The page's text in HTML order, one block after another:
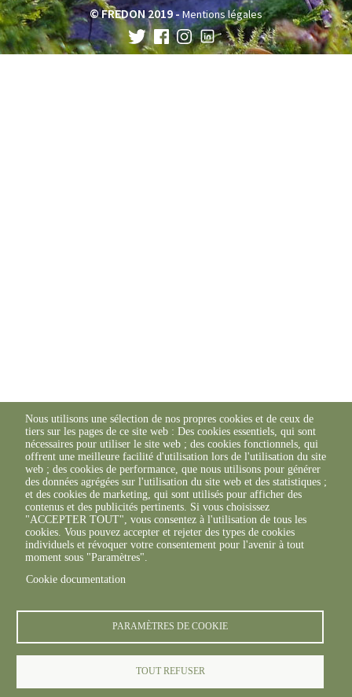
© FREDON 2019 -Mentions légales
Nous utilisons une sélection de nos propres cookies et de ceux de
tiers sur les pages de ce site web : Des cookies essentiels, qui sont
nécessaires pour utiliser le site web ; des cookies fonctionnels, qui
offrent une meilleure facilité d'utilisation lors de l'utilisation du site
web ; des cookies de performance, que nous utilisons pour générer
des données agrégées sur l'utilisation du site web et des statistiques ;
et des cookies de marketing, qui sont utilisés pour afficher des
contenus et des publicités pertinents. Si vous choisissez
"ACCEPTER TOUT", vous consentez à l'utilisation de tous les
cookies. Vous pouvez accepter et rejeter des types de cookies
individuels et révoquer votre consentement pour l'avenir à tout
moment sous "Paramètres".
Cookie documentation
PARAMÈTRES DE COOKIE
TOUT REFUSER